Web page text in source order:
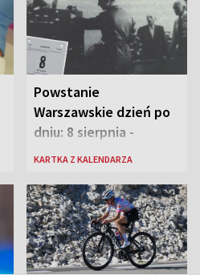
Powstanie
Warszawskie dzień po
dniu: 8 sierpnia -
rozbrzmiewa radio
„Antka Rozpylacza”
KARTKA Z KALENDARZA